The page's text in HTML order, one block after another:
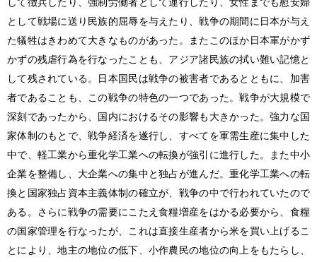
として戦場に送り民族的屈辱を与えたり、戦争の期間に日本が与え
た犠牲はきわめて大きなものがあった。またこのほか日本軍がかず
かずの残虐行為を行なったことも、アジア諸民族の拭い難い記憶と
して残されている。日本国民は戦争の被害者であるとともに、加害
者であることも、この戦争の特色の一つであった。戦争が大規模で
深刻であったから、国内におけるその影響も大きかった。強力な国
家体制のもとで、戦争経済を遂行し、すべてを軍需生産に集中した
中で、軽工業から重化学工業への転換が強引に進行した。また中小
企業を整備し、大企業への集中と独占が進んだ。重化学工業への転
換と国家独占資本主義体制の確立が、戦争の中で行われていたので
ある。さらに戦争の需要にこたえ食糧増産をはかる必要から、食糧
の国家管理を行なったが、これは直接生産者から米を買い上げるこ
とにより、地主の地位の低下、小作農民の地位の向上をもたらし、